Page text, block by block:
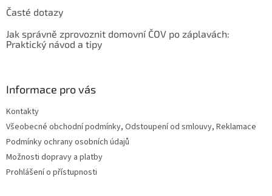
Časté dotazy
Jak správně zprovoznit domovní ČOV po záplavách:
Praktický návod a tipy
Informace pro vás
Kontakty
Všeobecné obchodní podmínky, Odstoupení od smlouvy, Reklamace
Podmínky ochrany osobních údajů
Možnosti dopravy a platby
Prohlášení o přístupnosti